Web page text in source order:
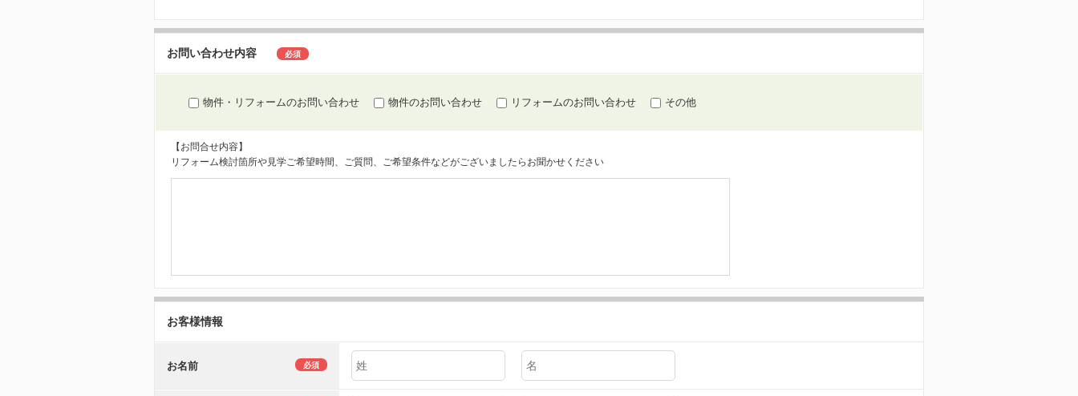
お問い合わせ内容 必須
物件・リフォームのお問い合わせ 物件のお問い合わせ リフォームのお問い合わせ その他
【お問合せ内容】
リフォーム検討箇所や見学ご希望時間、ご質問、ご希望条件などがございましたらお聞かせください
お客様情報
お名前 必須